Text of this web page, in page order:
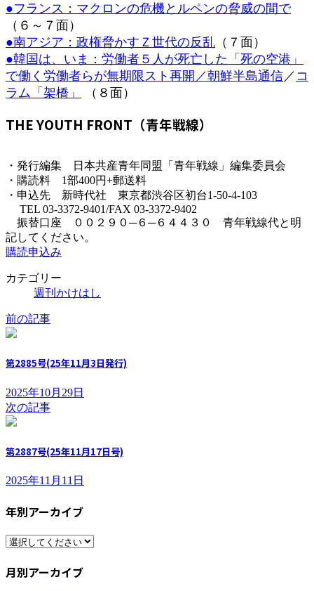
●フランス：マクロンの危機とルペンの脅威の間で
（６～７面）
●南アジア：政権脅かすＺ世代の反乱 （７面）
●韓国は、いま：労働者５人が死亡した「死の空港」
で働く労働者らが無期限スト再開／朝鮮半島通信 ／ コ
ラム「架橋」
（８面）
THE YOUTH FRONT（青年戦線）
・発行編集 日本共産青年同盟「青年戦線」編集委員会
・購読料 1部400円+郵送料
・申込先 新時代社 東京都渋谷区初台1-50-4-103
TEL 03-3372-9401/FAX 03-3372-9402
振替口座 ００２９０─６─６４４３０ 青年戦線代と明
記してください。
購読申込み
カテゴリー
週刊かけはし
前の記事
第2885号(25年11月3日発行)
2025年10月29日
次の記事
第2887号(25年11月17日号)
2025年11月11日
年別アーカイブ
月別アーカイブ